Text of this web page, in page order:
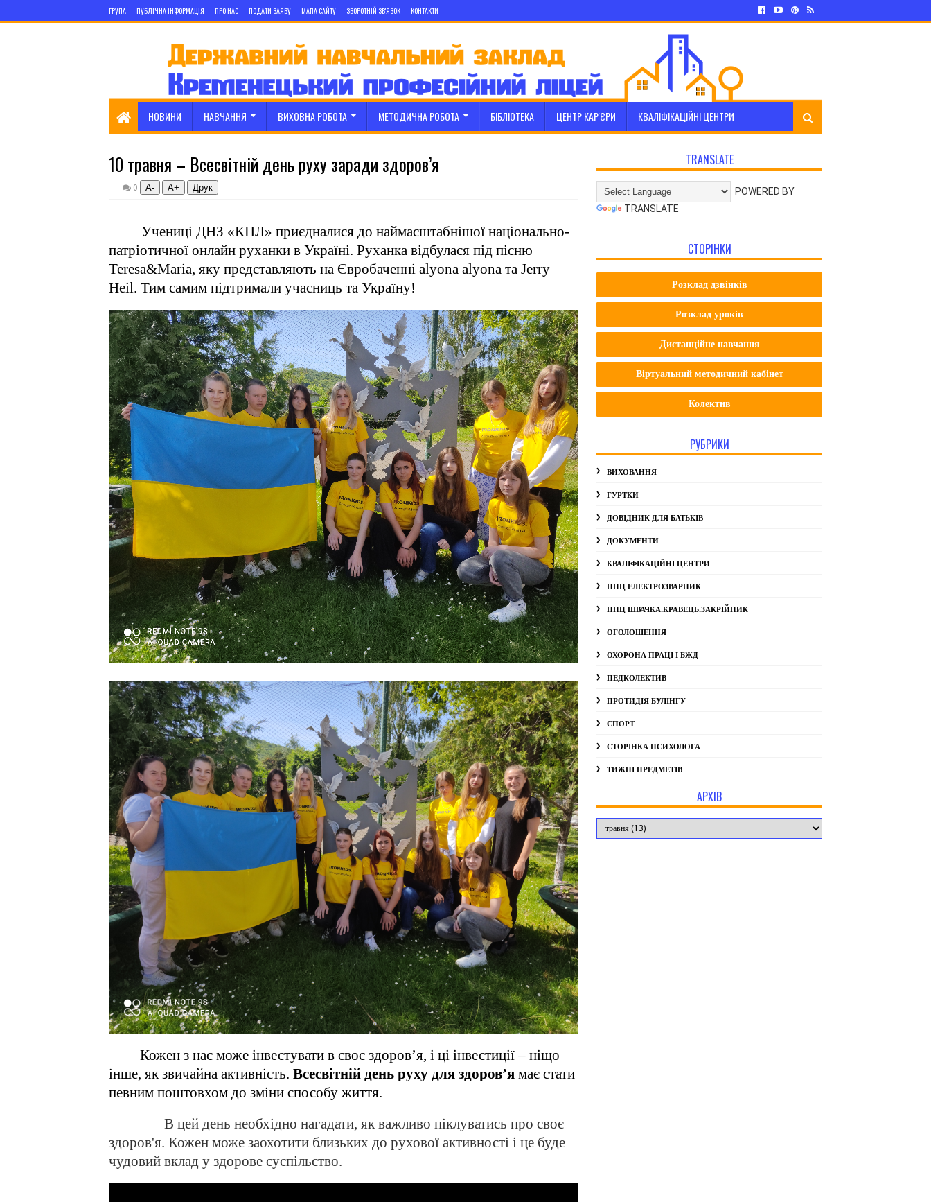
ГРУПА ПУБЛІЧНА ІНФОРМАЦІЯ ПРО НАС ПОДАТИ ЗАЯВУ МАПА САЙТУ ЗВОРОТНІЙ ЗВ'ЯЗОК КОНТАКТИ
НОВИНИ НАВЧАННЯ ВИХОВНА РОБОТА МЕТОДИЧНА РОБОТА БІБЛІОТЕКА ЦЕНТР КАР'ЄРИ КВАЛІФІКАЦІЙНІ ЦЕНТРИ
10 травня – Всесвітній день руху заради здоров’я
0 А- А+
Учениці ДНЗ «КПЛ» приєдналися до наймасштабнішої національно-
патріотичної онлайн руханки в Україні. Руханка відбулася під пісню
Teresa&Maria, яку представляють на Євробаченні alyona alyona та Jerry
Heil. Тим самим підтримали учасниць та Україну!
Кожен з нас може інвестувати в своє здоров’я, і ці інвестиції – ніщо
інше, як звичайна активність. Всесвітній день руху для здоров’я має стати
певним поштовхом до зміни способу життя.
В цей день необхідно нагадати, як важливо піклуватись про своє
здоров'я. Кожен може заохотити близьких до рухової активності і це буде
чудовий вклад у здорове суспільство.
TRANSLATE
POWERED BY
TRANSLATE
СТОРІНКИ
Розклад дзвінків
Розклад уроків
Дистанційне навчання
Віртуальний методичний кабінет
Колектив
РУБРИКИ
ВИХОВАННЯ
ГУРТКИ
ДОВІДНИК ДЛЯ БАТЬКІВ
ДОКУМЕНТИ
КВАЛІФІКАЦІЙНІ ЦЕНТРИ
НПЦ ЕЛЕКТРОЗВАРНИК
НПЦ ШВАЧКА.КРАВЕЦЬ.ЗАКРІЙНИК
ОГОЛОШЕННЯ
ОХОРОНА ПРАЦІ І БЖД
ПЕДКОЛЕКТИВ
ПРОТИДІЯ БУЛІНГУ
СПОРТ
СТОРІНКА ПСИХОЛОГА
ТИЖНІ ПРЕДМЕТІВ
АРХІВ